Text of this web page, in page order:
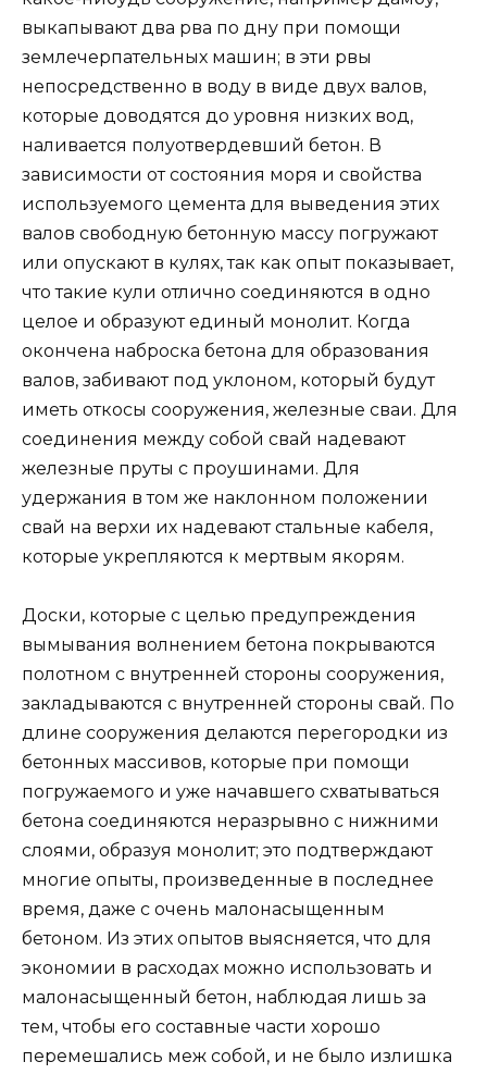
выкапывают два рва по дну при помощи
землечерпательных машин; в эти рвы
непосредственно в воду в виде двух валов,
которые доводятся до уровня низких вод,
наливается полуотвердевший бетон. В
зависимости от состояния моря и свойства
используемого цемента для выведения этих
валов свободную бетонную массу погружают
или опускают в кулях, так как опыт показывает,
что такие кули отлично соединяются в одно
целое и образуют единый монолит. Когда
окончена наброска бетона для образования
валов, забивают под уклоном, который будут
иметь откосы сооружения, железные сваи. Для
соединения между собой свай надевают
железные пруты с проушинами. Для
удержания в том же наклонном положении
свай на верхи их надевают стальные кабеля,
которые укрепляются к мертвым якорям.
Доски, которые с целью предупреждения
вымывания волнением бетона покрываются
полотном с внутренней стороны сооружения,
закладываются с внутренней стороны свай. По
длине сооружения делаются перегородки из
бетонных массивов, которые при помощи
погружаемого и уже начавшего схватываться
бетона соединяются неразрывно с нижними
слоями, образуя монолит; это подтверждают
многие опыты, произведенные в последнее
время, даже с очень малонасыщенным
бетоном. Из этих опытов выясняется, что для
экономии в расходах можно использовать и
малонасыщенный бетон, наблюдая лишь за
тем, чтобы его составные части хорошо
перемешались меж собой, и не было излишка